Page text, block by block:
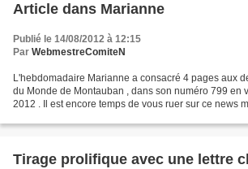
Article dans Marianne
Publié le 14/08/2012 à 12:15
Par WebmestreComiteN
L'hebdomadaire Marianne a consacré 4 pages aux
du Monde de Montauban , dans son numéro 799 en
2012 . Il est encore temps de vous ruer sur ce news
Tirage prolifique avec une lettre